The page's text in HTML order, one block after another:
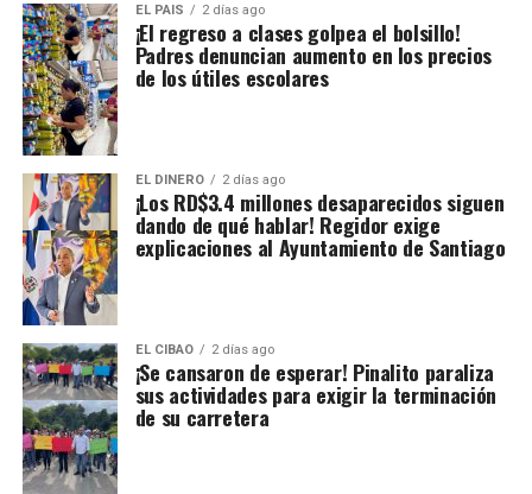
EL PAIS 2 días ago
¡El regreso a clases golpea el bolsillo!
Padres denuncian aumento en los precios
de los útiles escolares
EL DINERO 2 días ago
¡Los RD$3.4 millones desaparecidos siguen
dando de qué hablar! Regidor exige
explicaciones al Ayuntamiento de Santiago
EL CIBAO 2 días ago
¡Se cansaron de esperar! Pinalito paraliza
sus actividades para exigir la terminación
de su carretera